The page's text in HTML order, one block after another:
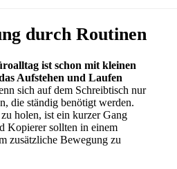
durch Routinen
ist schon mit kleinen
Aufstehen und Laufen
sich auf dem Schreibtisch nur
die ständig benötigt werden.
holen, ist ein kurzer Gang
Kopierer sollten in einem
zusätzliche Bewegung zu